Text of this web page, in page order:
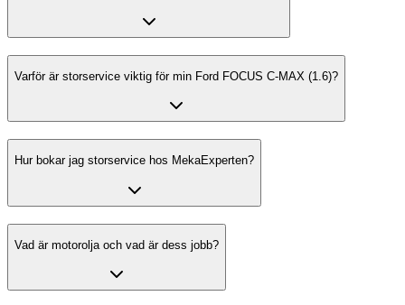
Varför är storservice viktig för min Ford FOCUS C-MAX (1.6)?
Hur bokar jag storservice hos MekaExperten?
Vad är motorolja och vad är dess jobb?